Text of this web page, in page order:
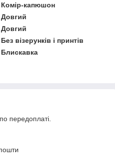
Комір-капюшон
Довгий
Довгий
Без візерунків і принтів
Блискавка
передоплаті.